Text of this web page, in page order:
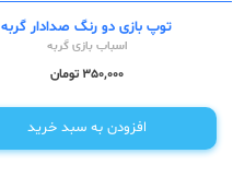
توپ بازی دو رنگ صدادار گربه
اسباب بازی گربه
350,000 تومان
افزودن به سبد خرید